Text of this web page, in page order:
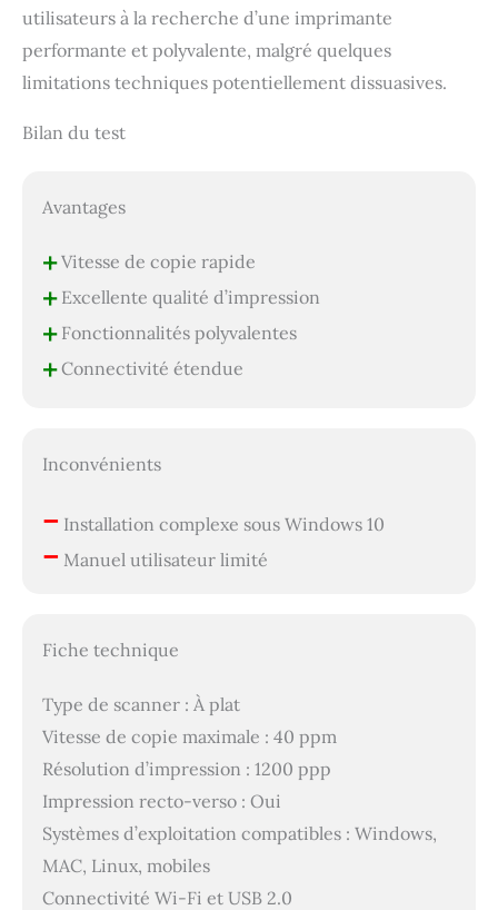
utilisateurs à la recherche d’une imprimante
performante et polyvalente, malgré quelques
limitations techniques potentiellement dissuasives.
Bilan du test
Avantages
+Vitesse de copie rapide
+Excellente qualité d’impression
+Fonctionnalités polyvalentes
+Connectivité étendue
Inconvénients
– Installation complexe sous Windows 10
– Manuel utilisateur limité
Fiche technique
Type de scanner : À plat
Vitesse de copie maximale : 40 ppm
Résolution d’impression : 1200 ppp
Impression recto-verso : Oui
Systèmes d’exploitation compatibles : Windows,
MAC, Linux, mobiles
Connectivité Wi-Fi et USB 2.0